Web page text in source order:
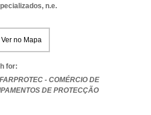
n.e.
Ver no Mapa
for:
FARPROTEC - COMÉRCIO DE
DE PROTECÇÃO